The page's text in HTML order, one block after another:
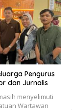
Pengurus
dan Jurnalis
menyelimuti
Wartawan